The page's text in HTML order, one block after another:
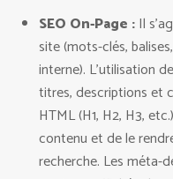
SEO On-Page :Il
site (mots-clés,
interne). L’utilisation
titres, descriptions et
HTML (H1, H2, H3,
contenu et de le
recherche. Les méta-